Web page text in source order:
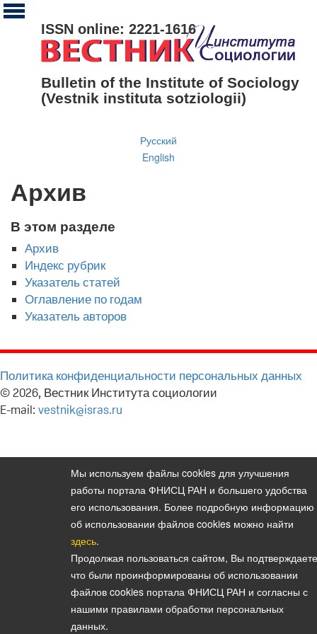
ISSN online: 2221-1616
Bulletin of the Institute of Sociology
(Vestnik instituta sotziologii)
Русский
English
Архив
В этом разделе
Архив
Индекс рубрик
Указатель статей
Оглавление по годам
Указатель авторов
Политика конфиденциальности персональных данных
© 2026, Вестник Института социологии
E-mail: vestnik@isras.ru
Мы используем файлы cookies для улучшения
работы портала ФНИСЦ РАН и большего удобства
его использования. Более подробную информацию
об использовании файлов cookies можно найти
здесь.
Продолжая пользоваться сайтом, Вы
что были проинформированы об использовании
файлов cookies портала ФНИСЦ РАН и согласны с
нашими правилами обработки персональных
данных.